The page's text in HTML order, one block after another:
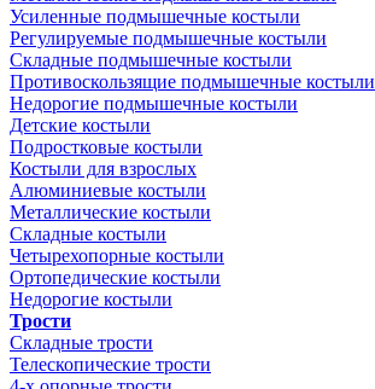
Усиленные подмышечные костыли
Регулируемые подмышечные костыли
Складные подмышечные костыли
Противоскользящие подмышечные костыли
Недорогие подмышечные костыли
Детские костыли
Подростковые костыли
Костыли для взрослых
Алюминиевые костыли
Металлические костыли
Складные костыли
Четырехопорные костыли
Ортопедические костыли
Недорогие костыли
Трости
Складные трости
Телескопические трости